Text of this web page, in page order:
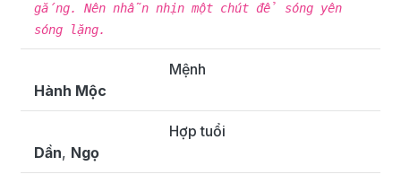
gắng. Nên nhẫn nhịn một chút để sóng yên
sóng lặng.
Mệnh
Hành Mộc
Hợp tuổi
Dần, Ngọ